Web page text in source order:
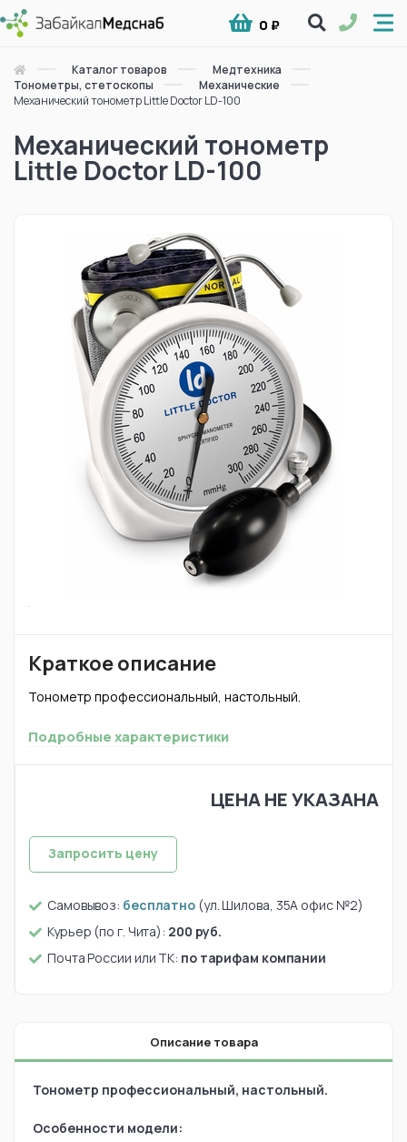
0 ₽
Каталог товаров
Медтехника
Тонометры, стетоскопы
Механические
Механический тонометр Little Doctor LD-100
Механический тонометр
Little Doctor LD-100
Краткое описание
Тонометр профессиональный, настольный.
Подробные характеристики
ЦЕНА НЕ УКАЗАНА
Запросить цену
Самовывоз: бесплатно (ул. Шилова, 35А офис №2)
Курьер (по г. Чита): 200 руб.
Почта России или ТК: по тарифам компании
Описание товара
Тонометр профессиональный, настольный.
Особенности модели: